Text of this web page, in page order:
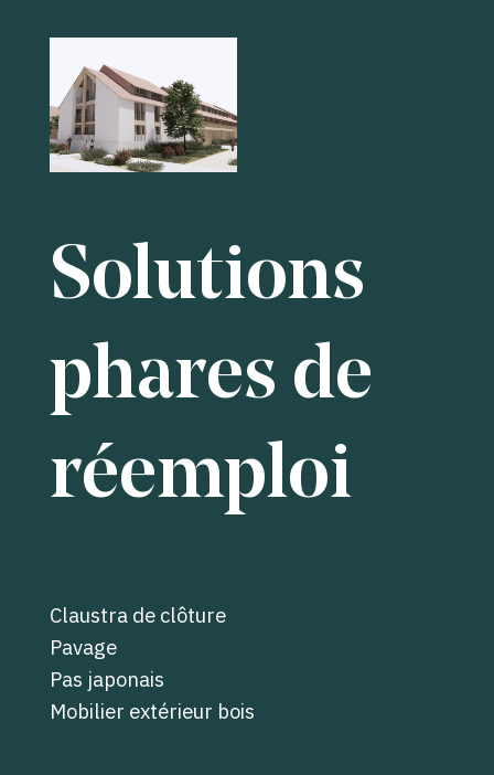
Solutions
phares de
réemploi
Claustra de clôture
Pavage
Pas japonais
Mobilier extérieur bois